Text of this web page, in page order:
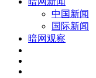
中国新闻
国际新闻
暗网观察